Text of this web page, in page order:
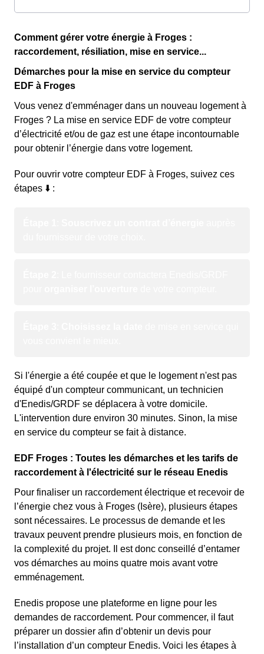
Comment gérer votre énergie à Froges :
raccordement, résiliation, mise en service...
Démarches pour la mise en service du compteur
EDF à Froges
Vous venez d'emménager dans un nouveau logement à
Froges ? La mise en service EDF de votre compteur
d’électricité et/ou de gaz est une étape incontournable
pour obtenir l’énergie dans votre logement.
Pour ouvrir votre compteur EDF à Froges, suivez ces
étapes ⬇️ :
Si l'énergie a été coupée et que le logement n'est pas
équipé d'un compteur communicant, un technicien
d'Enedis/GRDF se déplacera à votre domicile.
L'intervention dure environ 30 minutes. Sinon, la mise
en service du compteur se fait à distance.
EDF Froges : Toutes les démarches et les tarifs de
raccordement à l'électricité sur le réseau Enedis
Pour finaliser un raccordement électrique et recevoir de
l’énergie chez vous à Froges (Isère), plusieurs étapes
sont nécessaires. Le processus de demande et les
travaux peuvent prendre plusieurs mois, en fonction de
la complexité du projet. Il est donc conseillé d’entamer
vos démarches au moins quatre mois avant votre
emménagement.
Enedis propose une plateforme en ligne pour les
demandes de raccordement. Pour commencer, il faut
préparer un dossier afin d’obtenir un devis pour
l’installation d’un compteur Enedis. Voici les étapes à